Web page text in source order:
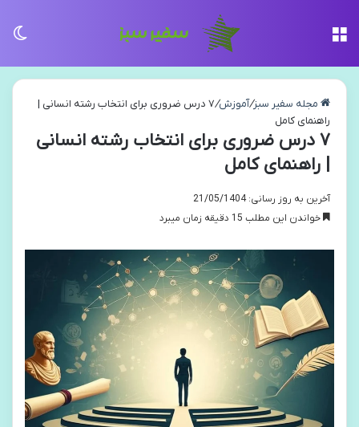
مجله سفیر سبز/آموزش/
۷ درس ضروری برای انتخاب رشته انسانی |
راهنمای کامل
۷ درس ضروری برای انتخاب رشته انسانی
| راهنمای کامل
آخرین به روز رسانی: 21/05/1404
خواندن این مطلب 15 دقیقه زمان میبرد